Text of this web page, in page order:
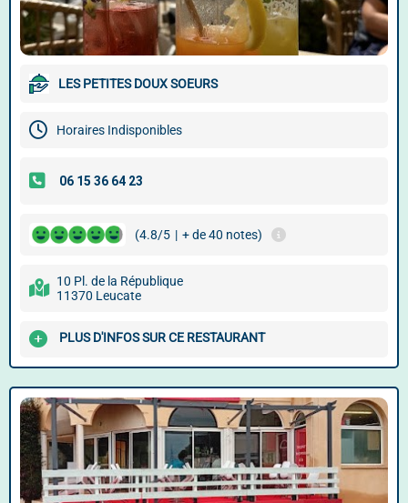
LES PETITES DOUX SOEURS
Horaires Indisponibles
(4.8/5 | + de 40 notes)
10 Pl. de la République
11370 Leucate
PLUS D'INFOS SUR CE RESTAURANT